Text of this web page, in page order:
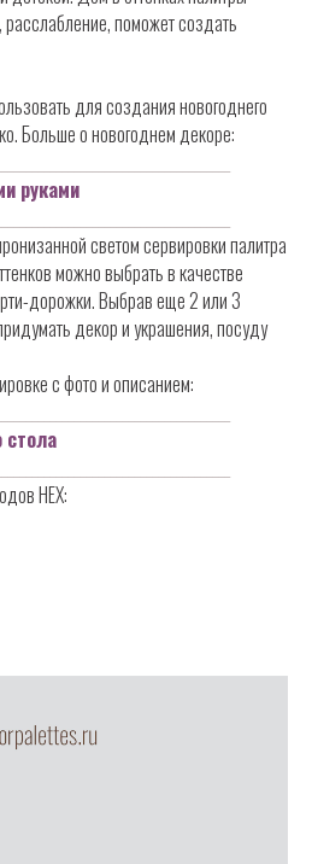
поможет создать
для создания новогоднего
Больше о новогоднем декоре:
руками
светом сервировки палитра
можно выбрать в качестве
дорожки. Выбрав еще 2 или 3
декор и украшения, посуду
с фото и описанием:
стола
HEX: